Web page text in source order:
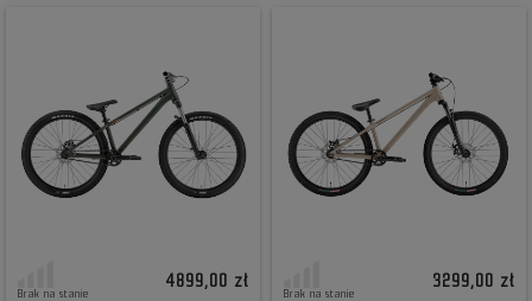
Brak na stanie
4899,00 zł
Brak na stanie
3299,00 zł